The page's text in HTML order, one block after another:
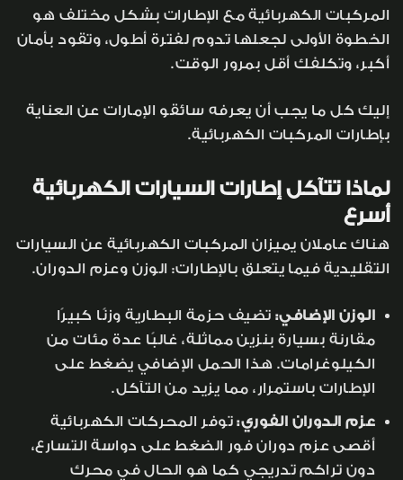
المركبات الكهربائية مع الإطارات بشكل مختلف هو
الخطوة الأولى لجعلها تدوم لفترة أطول، وتقود بأمان
أكبر، وتكلفك أقل بمرور الوقت.
إليك كل ما يجب أن يعرفه سائقو الإمارات عن العناية
بإطارات المركبات الكهربائية.
لماذا تتآكل إطارات السيارات الكهربائية
أسرع
هناك عاملان يميزان المركبات الكهربائية عن السيارات
التقليدية فيما يتعلق بالإطارات: الوزن وعزم الدوران.
الوزن الإضافي: تضيف حزمة البطارية وزنًا كبيرًا
مقارنة بسيارة بنزين مماثلة، غالبًا عدة مئات من
الكيلوغرامات. هذا الحمل الإضافي يضغط على
الإطارات باستمرار، مما يزيد من التآكل.
عزم الدوران الفوري:توفر المحركات الكهربائية
أقصى عزم دوران فور الضغط على دواسة التسارع،
دون تراكم تدريجي كما هو الحال في محرك